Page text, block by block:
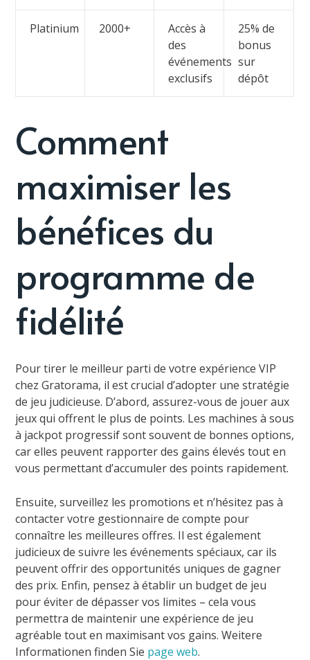
Platinium 2000+
Accès à
des
événements
exclusifs
25% de
bonus
sur
dépôt
Comment
maximiser les
bénéfices du
programme de
fidélité
Pour tirer le meilleur parti de votre expérience VIP
chez Gratorama, il est crucial d’adopter une stratégie
de jeu judicieuse. D’abord, assurez-vous de jouer aux
jeux qui offrent le plus de points. Les machines à sous
à jackpot progressif sont souvent de bonnes options,
car elles peuvent rapporter des gains élevés tout en
vous permettant d’accumuler des points rapidement.
Ensuite, surveillez les promotions et n’hésitez pas à
contacter votre gestionnaire de compte pour
connaître les meilleures offres. Il est également
judicieux de suivre les événements spéciaux, car ils
peuvent offrir des opportunités uniques de gagner
des prix. Enfin, pensez à établir un budget de jeu
pour éviter de dépasser vos limites – cela vous
permettra de maintenir une expérience de jeu
agréable tout en maximisant vos gains. Weitere
Informationen finden Sie page web.